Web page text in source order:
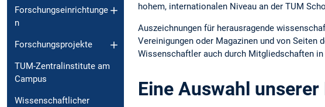
Forschungseinrichtunge
n
Forschungsprojekte
TUM-Zentralinstitute am
Campus
Wissenschaftlicher
hohem, internationalen Niveau an der TUM
Auszeichnungen für herausragende
Vereinigungen oder Magazinen und von Seiten
Wissenschaftler auch durch Mitgliedschaften
Eine Auswahl